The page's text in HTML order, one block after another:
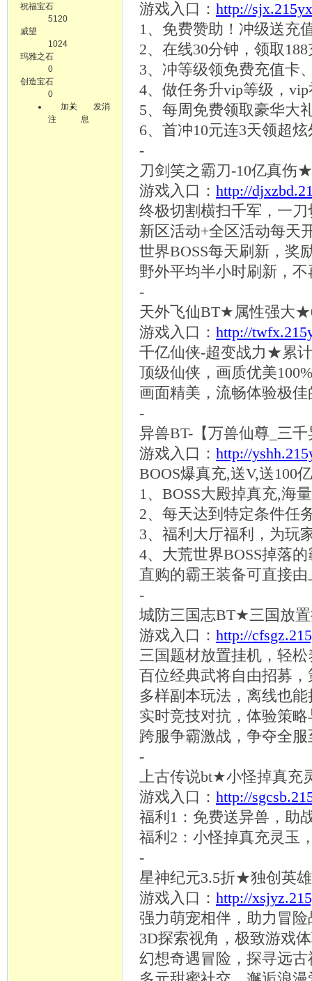
祝福宝石
5120
威望
1024
玛雅之石
0
创造宝石
0
加关
注
发消
息
游戏入口： http://
1、免费赞助！冲级送充
2、在线30分钟，领取
3、冲等级领免费充值卡
4、做任务升vip等级，
5、每周免费领取豪华大
6、首冲10元连3天领超
-
刀剑笑之霸刀-10亿真伤
游戏入口： http://
终极切割横扫千军，一
新区活动+全区活动每天
世界BOSS每天刷新，
野外平均半小时刷新，
-
天外飞仙BT★属性强大
游戏入口： http://
千亿仙侠-超变战力★累
顶级仙侠，画质优美
画面精美，流畅体验极
-
异兽BT-【万兽仙尊_三
游戏入口： http://
BOOS爆真充,送V,送100
1、BOSS大殿掉真充,海
2、每天达到特定条件任
3、福利大厅福利，为玩
4、大荒世界BOSS掉落
直购的霸王装备可直接
-
城防三国志BT★三国放置
游戏入口： http://
三国题材放置挂机，轻
百位经典武将自由招募
多样副本玩法，离线也
实时竞技对抗，体验策
跨服争霸激战，争夺全
-
上古传说bt★小怪掉真充
游戏入口： http://
福利 1：免费送异兽，助
福利 2：小怪掉真充灵玉
-
星神纪元3.5折★独创英
游戏入口： http://
强力萌宠相伴，助力冒险
3D探索视角，极致游戏
幻想奇遇冒险，探寻远古